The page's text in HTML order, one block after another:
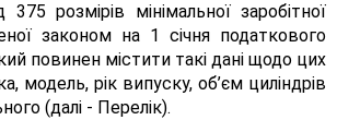
розмірів мінімальної заробітної
законом на 1 січня податкового
повинен містити такі дані щодо цих
модель, рік випуску, об’єм циліндрів
(далі - Перелік).